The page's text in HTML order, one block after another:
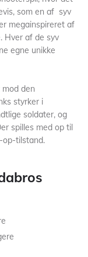
som en af syv
megainspireret af
Hver af de syv
egne unikke
den
styrker i
soldater, og
spilles med op til
op-tilstand.